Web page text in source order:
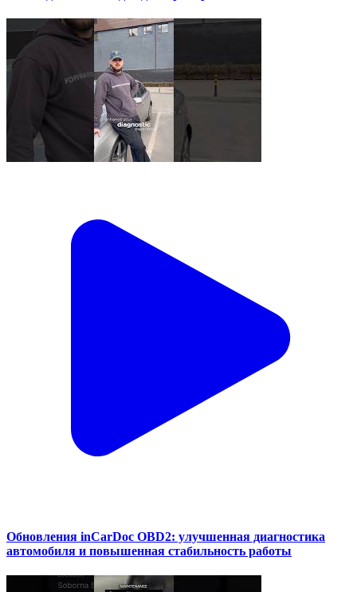
Обновления inCarDoc OBD2: улучшенная диагностика
автомобиля и повышенная стабильность работы